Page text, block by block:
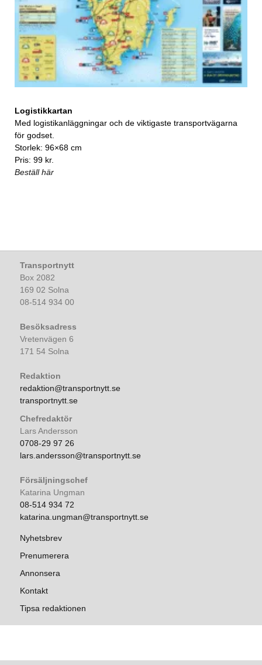
Logistikkartan
Med logistikanläggningar och de viktigaste transportvägarna
för godset.
Storlek: 96×68 cm
Pris: 99 kr.
Beställ här
Transportnytt
Box 2082
169 02 Solna
08-514 934 00
Besöksadress
Vretenvägen 6
171 54 Solna
Redaktion
redaktion@transportnytt.se
transportnytt.se
Chefredaktör
Lars Andersson
0708-29 97 26
lars.andersson@transportnytt.se
Försäljningschef
Katarina Ungman
08-514 934 72
katarina.ungman@transportnytt.se
Nyhetsbrev
Prenumerera
Annonsera
Kontakt
Tipsa redaktionen